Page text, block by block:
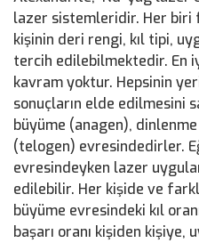
lazer sistemleridir. Her biri
kişinin deri rengi, kıl tipi,
tercih edilebilmektedir. En
kavram yoktur. Hepsinin
sonuçların elde edilmesini
büyüme (anagen),
(telogen) evresindedirler.
evresindeyken lazer
edilebilir. Her kişide ve
büyüme evresindeki kıl
başarı oranı kişiden kişiye,